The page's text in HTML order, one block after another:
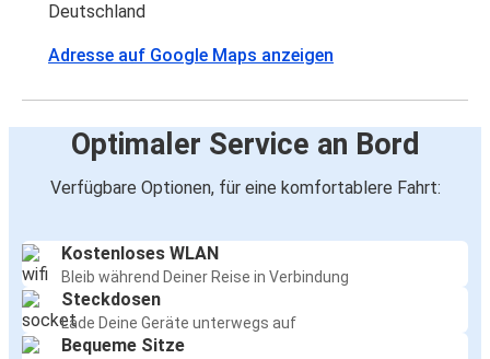
Deutschland
Adresse auf Google Maps anzeigen
Optimaler Service an Bord
Verfügbare Optionen, für eine komfortablere Fahrt:
Kostenloses WLAN
Bleib während Deiner Reise in Verbindung
Steckdosen
Lade Deine Geräte unterwegs auf
Bequeme Sitze